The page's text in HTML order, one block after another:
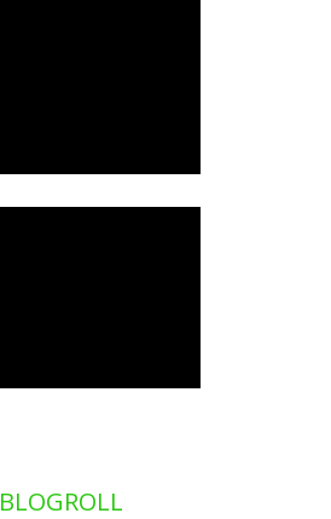
BLOGROLL